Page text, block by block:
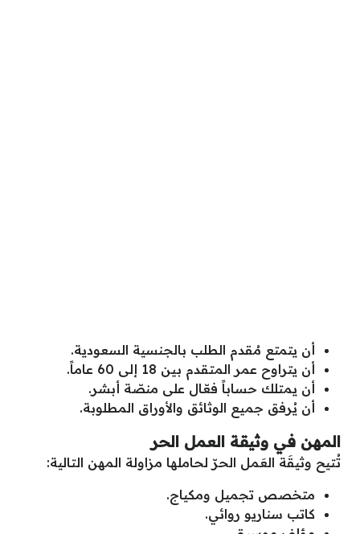
أن يتمتع مُقدم الطلب بالجنسية السعودية.
أن يتراوح عمر المتقدم بين 18 إلى 60 عاماً.
أن يمتلك حساباً فعّال على منصّة أبشر.
أن يُرفق جميع الوثائق والأوراق المطلوبة.
المهن في وثيقة العمل الحر
تُتيح وثيقَة العَمل الحرّ لحاملها مزاولة المهن التالية:
متخصص تجميل ومكياج.
كاتب سناريو روائي.